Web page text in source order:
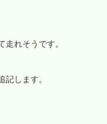
走れそうです。
記します。